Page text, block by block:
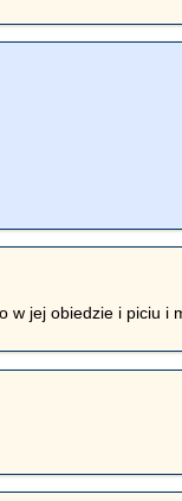
jej obiedzie i piciu i